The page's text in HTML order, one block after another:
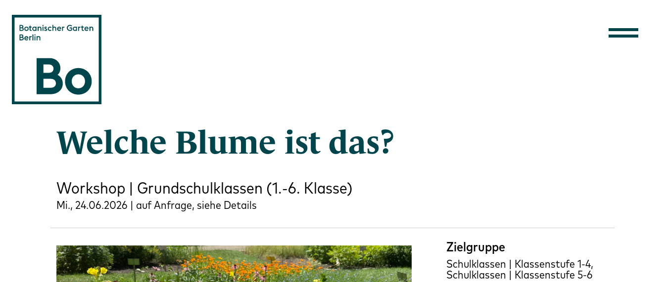
Welche Blume ist das?
Workshop | Grundschulklassen (1.-6. Klasse)
Mi., 24.06.2026 | auf Anfrage, siehe Details
Zielgruppe
Schulklassen | Klassenstufe 1-4,
Schulklassen | Klassenstufe 5-6